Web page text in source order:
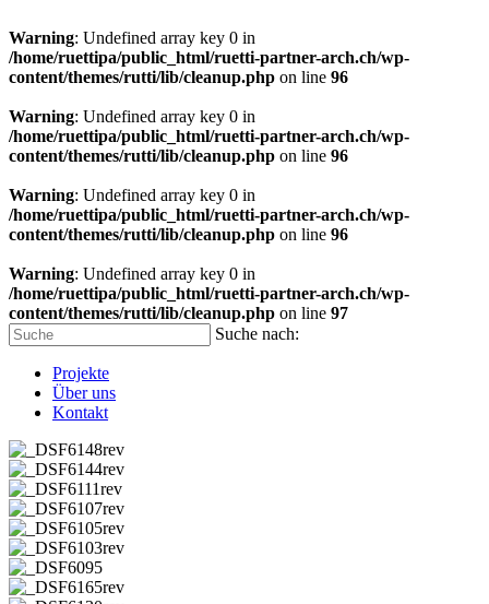
Warning: Undefined array key 0 in
/home/ruettipa/public_html/ruetti-partner-arch.ch/wp-
content/themes/rutti/lib/cleanup.php on line 96
Warning: Undefined array key 0 in
/home/ruettipa/public_html/ruetti-partner-arch.ch/wp-
content/themes/rutti/lib/cleanup.php on line 96
Warning: Undefined array key 0 in
/home/ruettipa/public_html/ruetti-partner-arch.ch/wp-
content/themes/rutti/lib/cleanup.php on line 96
Warning: Undefined array key 0 in
/home/ruettipa/public_html/ruetti-partner-arch.ch/wp-
content/themes/rutti/lib/cleanup.php on line 97
Suche nach:
Projekte
Über uns
Kontakt